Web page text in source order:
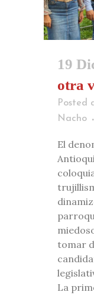
19
otra
Posted
Nacho
El
tomar
La